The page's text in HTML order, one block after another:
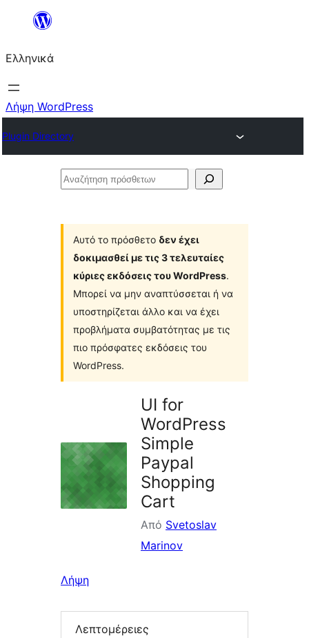
Μετάβαση
περιεχόμενο
Ελληνικά
Λήψη WordPress
Plugin Directory
Αναζήτηση
Αυτό το πρόσθετο δεν έχει
δοκιμασθεί με τις 3 τελευταίες
κύριες εκδόσεις του WordPress.
Μπορεί να μην αναπτύσσεται ή να
υποστηρίζεται άλλο και να έχει
προβλήματα συμβατότητας με τις
πιο πρόσφατες εκδόσεις του
WordPress.
UI for
WordPress
Simple
Paypal
Shopping
Cart
Από Svetoslav
Marinov
Λήψη
Λεπτομέρειες